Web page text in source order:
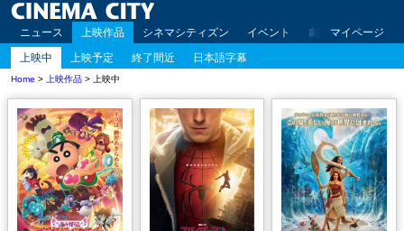
ニュース 上映作品 シネマシティズン イベント 劇場案内 アク
マイページ
上映中
上映予定 終了間近 日本語字幕
Home > 上映作品 > 上映中